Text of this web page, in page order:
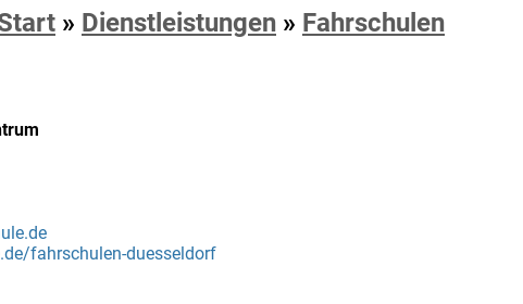
» Dienstleistungen » Fahrschulen
fahrschulen-duesseldorf